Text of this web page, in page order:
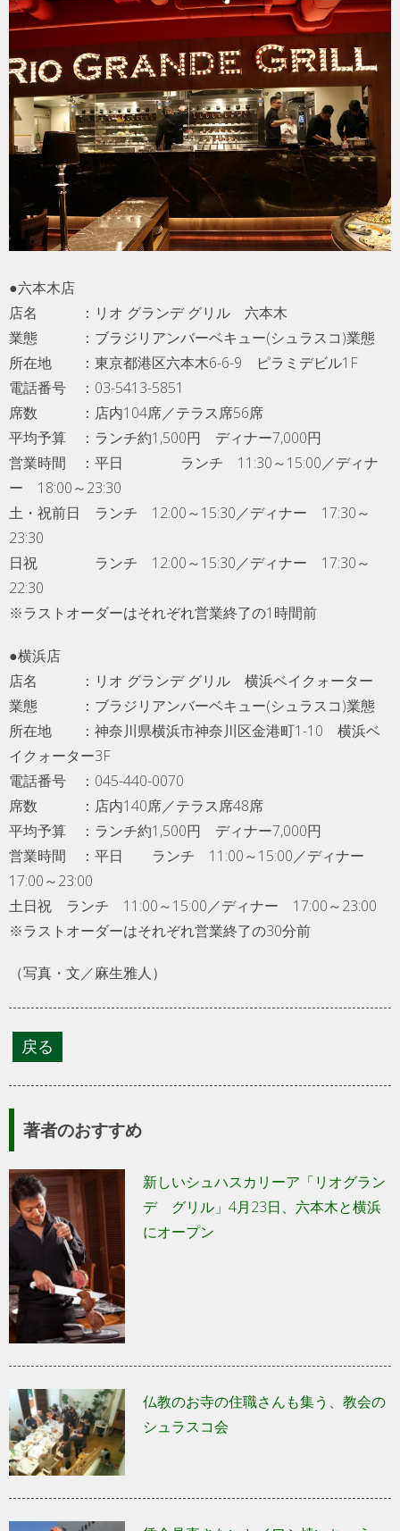
●六本木店
店名 ：リオ グランデ グリル 六本木
業態 ：ブラジリアンバーベキュー(シュラスコ)業態
所在地 ：東京都港区六本木6-6-9 ピラミデビル1F
電話番号 ：03-5413-5851
席数 ：店内104席／テラス席56席
平均予算 ：ランチ約1,500円 ディナー7,000円
営業時間 ：平日 ランチ 11:30～15:00／ディナ
ー 18:00～23:30
土・祝前日 ランチ 12:00～15:30／ディナー 17:30～
23:30
日祝 ランチ 12:00～15:30／ディナー 17:30～
22:30
※ラストオーダーはそれぞれ営業終了の1時間前
●横浜店
店名 ：リオ グランデ グリル 横浜ベイクォーター
業態 ：ブラジリアンバーベキュー(シュラスコ)業態
所在地 ：神奈川県横浜市神奈川区金港町1-10 横浜ベ
イクォーター3F
電話番号 ：045-440-0070
席数 ：店内140席／テラス席48席
平均予算 ：ランチ約1,500円 ディナー7,000円
営業時間 ：平日 ランチ 11:00～15:00／ディナー
17:00～23:00
土日祝 ランチ 11:00～15:00／ディナー 17:00～23:00
※ラストオーダーはそれぞれ営業終了の30分前
（写真・文／麻生雅人）
著者のおすすめ
新しいシュハスカリーア「リオグラン
デ グリル」4月23日、六本木と横浜
にオープン
仏教のお寺の住職さんも集う、教会の
シュラスコ会